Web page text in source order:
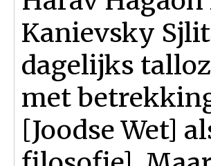
Kanievsky
dagelijks
met
[Joodse Wet]